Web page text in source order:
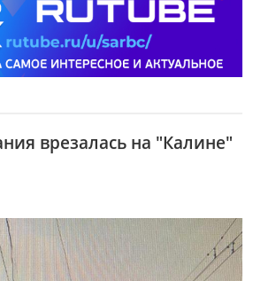
врезалась на "Калине"